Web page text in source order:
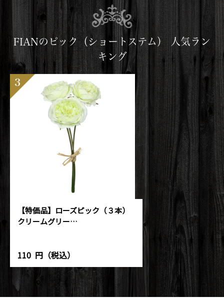
FIANのピック（ショートステム） 人気ラン
キング
3
【特価品】ローズピック（３本）
クリームグリー…
110 円（税込）